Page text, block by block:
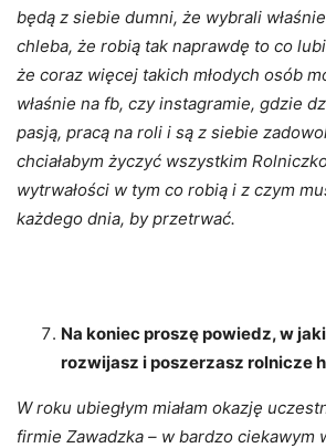
będą z siebie dumni, że wybrali
chleba, że robią tak naprawdę to co
że coraz więcej takich młodych osób
właśnie na fb, czy instagramie, gdzie
pasją, pracą na roli i są z siebie
chciałabym życzyć wszystkim
wytrwałości w tym co robią i z czym
każdego dnia, by przetrwać.
Na koniec proszę powiedz, w
rozwijasz i poszerzasz rolnicze
W roku ubiegłym miałam okazję
firmie Zawadzka – w bardzo ciekawym